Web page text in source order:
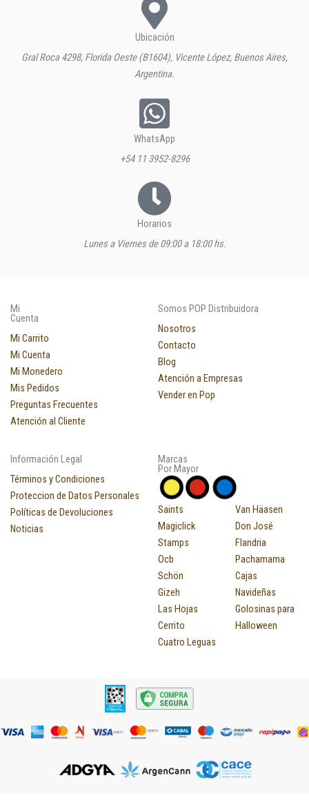
Ubicación
Gral Roca 4298, Florida Oeste (B1604), Vicente López, Buenos Aires,
Argentina.
WhatsApp
+54 11 3952-8296
Horarios
Lunes a Viernes de 09:00 a 18:00 hs.
Mi
Cuenta
Mi Carrito
Mi Cuenta
Mi Monedero
Mis Pedidos
Preguntas Frecuentes
Atención al Cliente
Somos POP Distribuidora
Nosotros
Contacto
Blog
Atención a Empresas
Vender en Pop
Información Legal
Términos y Condiciones
Proteccion de Datos Personales
Políticas de Devoluciones
Noticias
Marcas
Por Mayor
Saints
Magiclick
Stamps
Ocb
Schön
Gizeh
Las Hojas
Cerrito
Cuatro Leguas
Van Häasen
Don José
Flandria
Pachamama
Cajas
Navideñas
Golosinas para
Halloween